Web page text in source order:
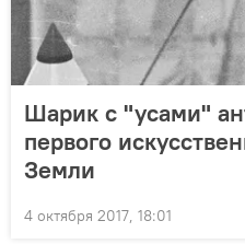
Шарик с "усами"
первого
Земли
4 октября 2017, 18:01